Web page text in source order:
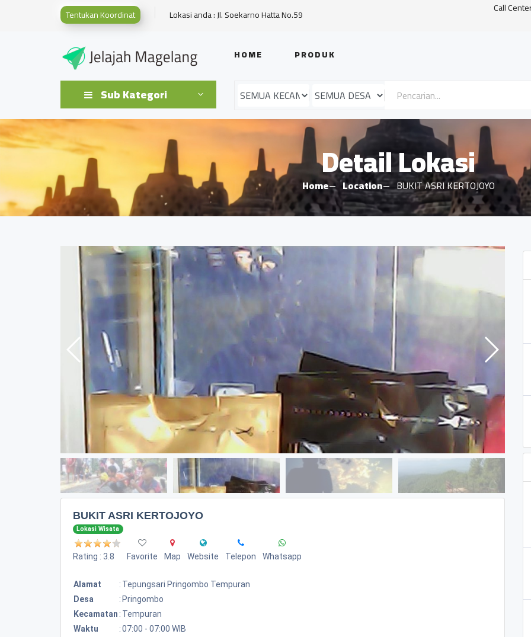
Tentukan Koordinat Lokasi anda : Jl. Soekarno Hatta No.59 Call
HOME PRODUK
Sub Kategori
Detail Lokasi
Home Location BUKIT ASRI KERTOJOYO
BUKIT ASRI KERTOJOYO
Lokasi Wisata
Rating : 3.8 Favorite Map Website Telepon Whatsapp
Alamat : Tepungsari Pringombo Tempuran
Desa
: Pringombo
Kecamatan : Tempuran
Waktu
:07:00 - 07:00 WIB